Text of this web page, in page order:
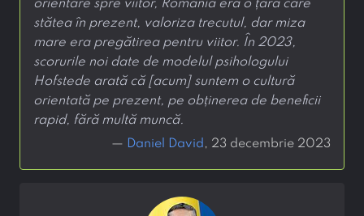
orientare spre viitor, România era o țară care
stătea în prezent, valoriza trecutul, dar miza
mare era pregătirea pentru viitor. În 2023,
scorurile noi date de modelul psihologului
Hofstede arată că [acum] suntem o cultură
orientată pe prezent, pe obținerea de beneficii
rapid, fără multă muncă.
— Daniel David , 23 decembrie 2023